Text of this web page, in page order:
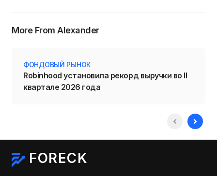
More From Alexander
ФОНДОВЫЙ РЫНОК
Robinhood установила рекорд выручки во II
квартале 2026 года
FORECK